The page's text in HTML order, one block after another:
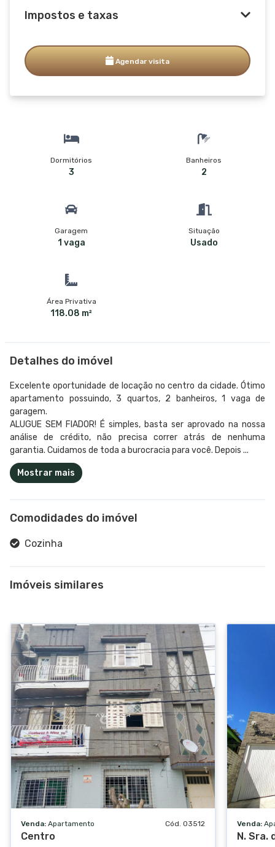
Impostos e taxas
Agendar visita
Dormitórios
3
Banheiros
2
Garagem
1 vaga
Situação
Usado
Área Privativa
118.08 m²
Detalhes do imóvel
Excelente oportunidade de locação no centro da cidade. Ótimo
apartamento possuindo, 3 quartos, 2 banheiros, 1 vaga de
garagem.
ALUGUE SEM FIADOR! É simples, basta ser aprovado na nossa
análise de crédito, não precisa correr atrás de nenhuma
garantia. Cuidamos de toda a burocracia para você. Depois ...
Mostrar mais
Comodidades do imóvel
Cozinha
Imóveis similares
Venda: Apartamento Cód. 03512
Centro
Venda:
N. Sra.